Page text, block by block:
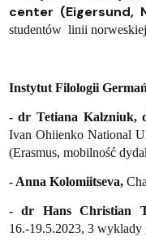
center (Eigersund,
studentów linii
Instytut Filologii
- dr Tetiana Kalzniuk,
Ivan Ohiienko National
(Erasmus, mobilność
- Anna Kolomiitseva,
- dr Hans Christian
16.-19.5.2023, 3 wyklady